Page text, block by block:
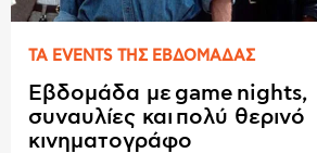
ΤΑ EVENTS ΤΗΣ ΕΒΔΟΜAΔΑΣ
Εβδομάδα με game nights,
συναυλίες και πολύ θερινό
κινηματογράφο